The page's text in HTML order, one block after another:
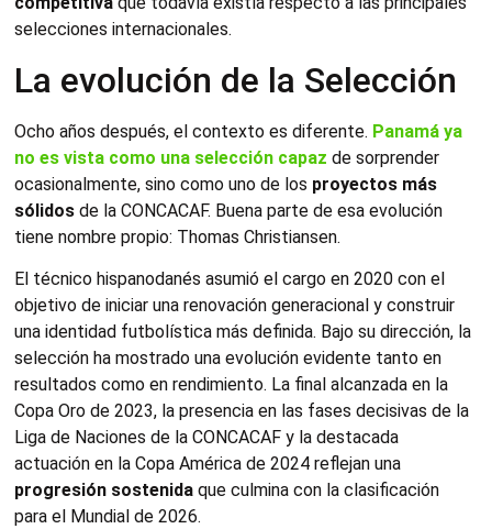
selecciones internacionales.
La evolución de la Selección
Ocho años después, el contexto es diferente. Panamá ya
no es vista como una selección capaz de sorprender
ocasionalmente, sino como uno de los proyectos más
sólidos de la CONCACAF. Buena parte de esa evolución
tiene nombre propio: Thomas Christiansen.
El técnico hispanodanés asumió el cargo en 2020 con el
objetivo de iniciar una renovación generacional y construir
una identidad futbolística más definida. Bajo su dirección, la
selección ha mostrado una evolución evidente tanto en
resultados como en rendimiento. La final alcanzada en la
Copa Oro de 2023, la presencia en las fases decisivas de la
Liga de Naciones de la CONCACAF y la destacada
actuación en la Copa América de 2024 reflejan una
progresión sostenida que culmina con la clasificación
para el Mundial de 2026.